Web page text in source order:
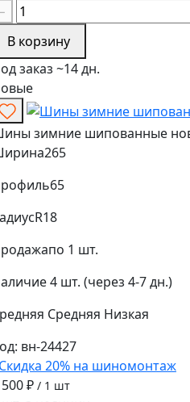
В корзину
заказ ~14 дн.
зимние шипованные
265
65
R18
по 1 шт.
4 шт. (через 4-7 дн.)
Средняя Низкая
вн-24427
20% на шиномонтаж
₽ / 1 шт